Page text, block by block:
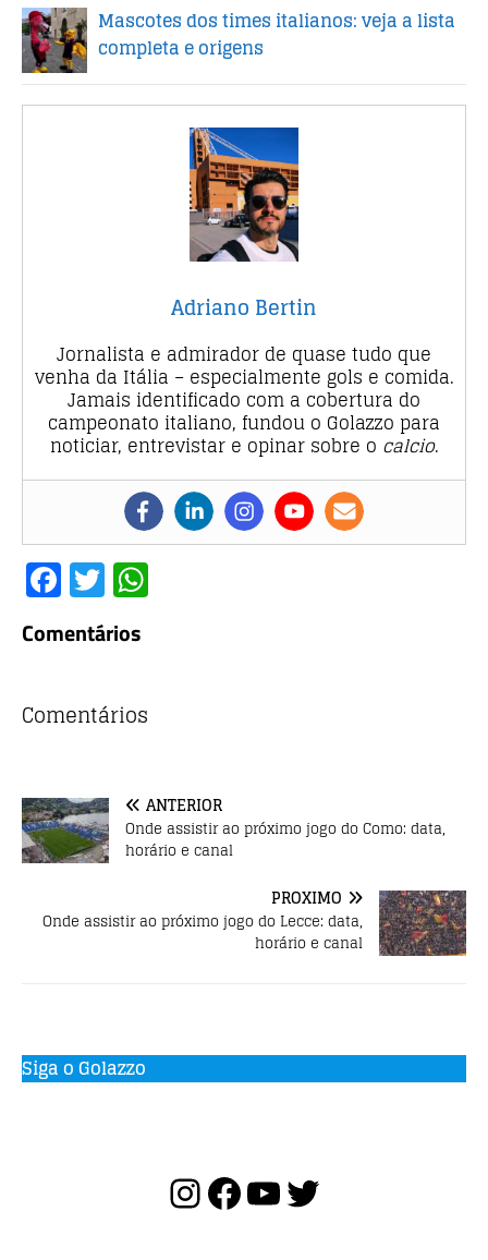
Mascotes dos times italianos: veja a lista
completa e origens
Adriano Bertin
Jornalista e admirador de quase tudo que
venha da Itália – especialmente gols e comida.
Jamais identificado com a cobertura do
campeonato italiano, fundou o Golazzo para
noticiar, entrevistar e opinar sobre o calcio.
F
a
c
b
o
k
T
w
it
r
p
Comentários
Comentários
ANTERIOR
Onde assistir ao próximo jogo do Como: data,
horário e canal
PRÓXIMO
Onde assistir ao próximo jogo do Lecce: data,
horário e canal
Siga o Golazzo